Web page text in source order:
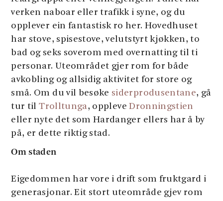
verken naboar eller trafikk i syne, og du
opplever ein fantastisk ro her. Hovedhuset
har stove, spisestove, velutstyrt kjøkken, to
bad og seks soverom med overnatting til ti
personar. Uteområdet gjer rom for både
avkobling og allsidig aktivitet for store og
små. Om du vil besøke siderprodusentane, gå
tur tilTrolltunga, oppleveDronningstien
eller nyte det som Hardanger ellers har å by
på, er dette riktig stad.
Om staden
Eigedommen har vore i drift som fruktgard i
generasjonar. Eit stort uteområde gjev rom